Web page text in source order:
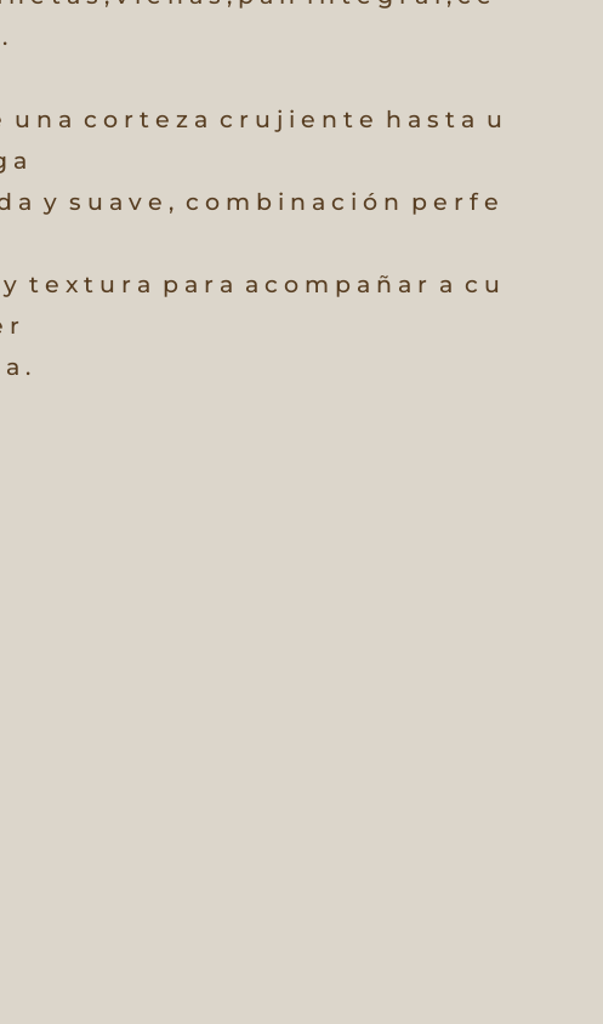
u n a c o r t e z a c r u j i e n t e h a s t a u
a
a y s u a v e , c o m b i n a c i ó n p e r f e
y t e x t u r a p a r a a c o m p a ñ a r a c u
r
.